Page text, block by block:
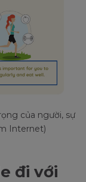
của người, sự
Internet)
đi với